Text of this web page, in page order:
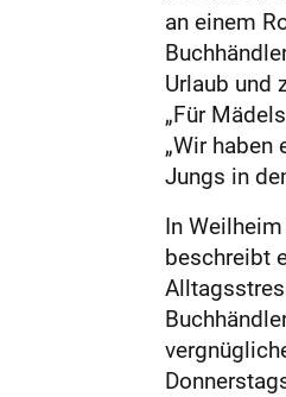
an einem
Urlaub und
„Für
„Wir
Jungs in
In
beschreibt